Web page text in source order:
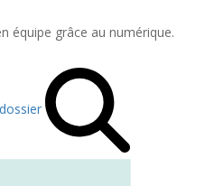
équipe grâce au numérique.